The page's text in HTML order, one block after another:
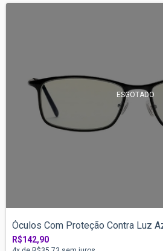
ESGOTADO
Óculos Com Proteção Contra Luz
R$142,90